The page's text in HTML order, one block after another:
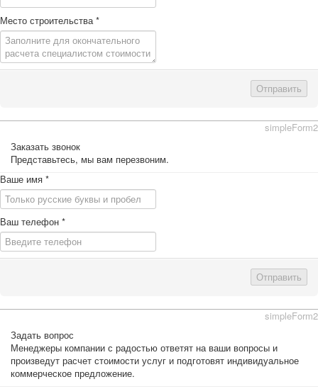
Место строительства*
Отправить
simpleForm2
Заказать звонок
Представьтесь, мы вам перезвоним.
Ваше имя *
Ваш телефон *
Отправить
simpleForm2
Задать вопрос
Менеджеры компании с радостью ответят на ваши вопросы и
произведут расчет стоимости услуг и подготовят индивидуальное
коммерческое предложение.